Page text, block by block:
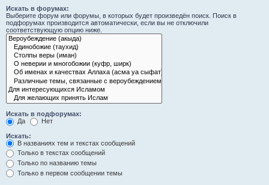
Искать в форумах:
Выберите форум или форумы, в которых будет произведён поиск. Поиск в
подфорумах производится автоматически, если вы не отключили
соответствующую опцию ниже.
Искать в подфорумах:
Да
Нет
Искать:
В названиях тем и текстах сообщений
Только в текстах сообщений
Только по названию темы
Только в первом сообщении темы